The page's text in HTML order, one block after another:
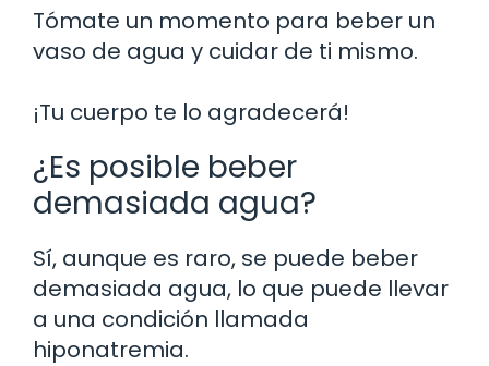
Tómate un momento para beber un
vaso de agua y cuidar de ti mismo.
¡Tu cuerpo te lo agradecerá!
¿Es posible beber
demasiada agua?
Sí, aunque es raro, se puede beber
demasiada agua, lo que puede llevar
a una condición llamada
hiponatremia.